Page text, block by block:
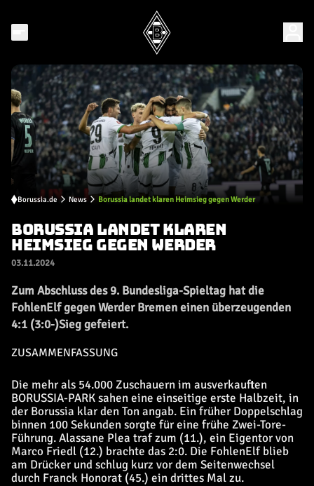
Borussia.de News Borussia landet klaren Heimsieg gegen Werder
BORUSSIA LANDET KLAREN
HEIMSIEG GEGEN WERDER
03.11.2024
Zum Abschluss des 9. Bundesliga-Spieltag hat die
FohlenElf gegen Werder Bremen einen überzeugenden
4:1 (3:0-)Sieg gefeiert.
ZUSAMMENFASSUNG
Die mehr als 54.000 Zuschauern im ausverkauften
BORUSSIA-PARK sahen eine einseitige erste Halbzeit, in
der Borussia klar den Ton angab. Ein früher Doppelschlag
binnen 100 Sekunden sorgte für eine frühe Zwei-Tore-
Führung. Alassane Plea traf zum (11.), ein Eigentor von
Marco Friedl (12.) brachte das 2:0. Die FohlenElf blieb
am Drücker und schlug kurz vor dem Seitenwechsel
durch Franck Honorat (45.) ein drittes Mal zu.